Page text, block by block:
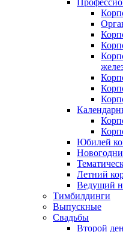
Юбилей
Летний
Ведущий
Тимбилдинги
Выпускные
Свадьбы
Второй